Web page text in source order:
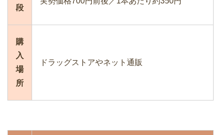
段
購
入
場
所
ドラッグストアやネット通販